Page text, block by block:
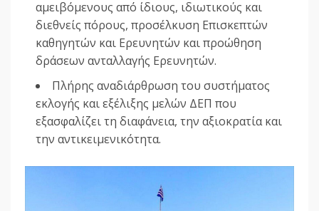
αμειβόμενους από ίδιους, ιδιωτικούς και
διεθνείς πόρους, προσέλκυση Επισκεπτών
καθηγητών και Ερευνητών και προώθηση
δράσεων ανταλλαγής Ερευνητών.
Πλήρης αναδιάρθρωση του συστήματος
εκλογής και εξέλιξης μελών ΔΕΠ που
εξασφαλίζει τη διαφάνεια, την αξιοκρατία και
την αντικειμενικότητα.